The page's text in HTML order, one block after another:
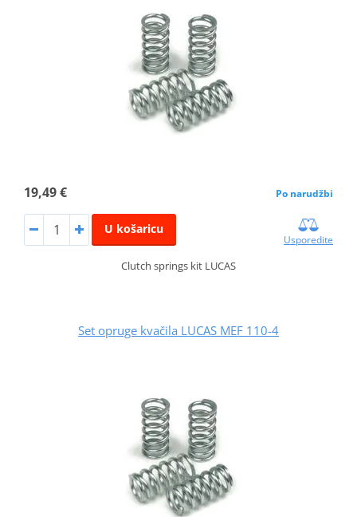
19,49 € Po narudžbi
U košaricu
Usporedite
Clutch springs kit LUCAS
Set opruge kvačila LUCAS MEF 110-4